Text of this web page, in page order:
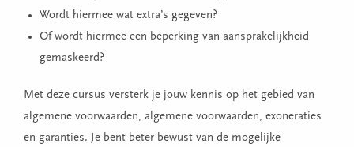
Wordt hiermee wat extra’s gegeven?
Of wordt hiermee een beperking van aansprakelijkheid
gemaskeerd?
Met deze cursus versterk je jouw kennis op het gebied van
algemene voorwaarden, algemene voorwaarden, exoneraties
en garanties. Je bent beter bewust van de mogelijke